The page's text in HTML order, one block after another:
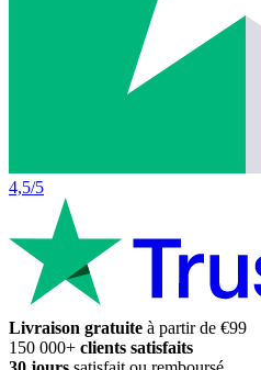
4,5/5
Livraison gratuite à partir de €99
150 000+ clients satisfaits